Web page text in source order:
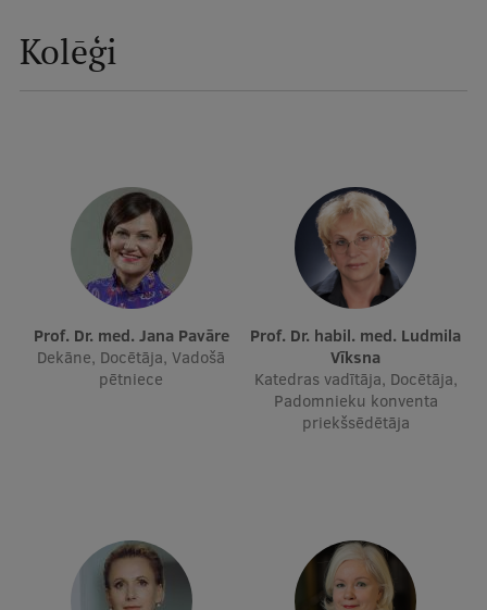
Mobile
galvenā
Studiju iespējas
Maģistra studiju programmas
Doktorantūra
Rezidentūra
Uzņemšana
Praktiska informācija
Studentu dzīve
Studiju norises vietas
Kolēģi
Prof. Dr. med. Jana Pavāre
Dekāne, Docētāja, Vadošā
pētniece
Prof. Dr. habil. med. Ludmila
Vīksna
Katedras vadītāja, Docētāja,
Padomnieku konventa
priekšsēdētāja